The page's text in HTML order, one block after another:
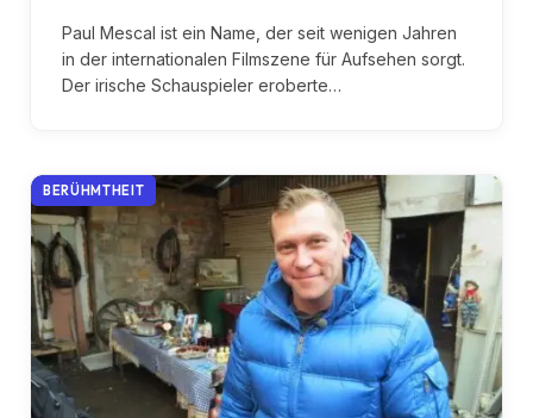
Paul Mescal ist ein Name, der seit wenigen Jahren
in der internationalen Filmszene für Aufsehen sorgt.
Der irische Schauspieler eroberte…
BERÜHMTHEIT